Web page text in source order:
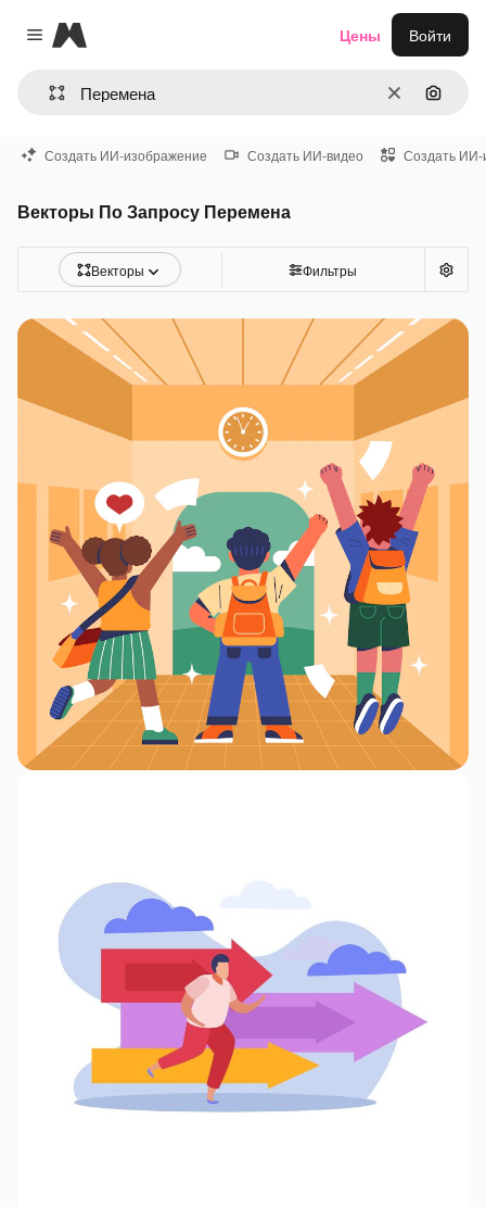
Close menu
Magnific
ОчиститьПоиск
Цены Войти
Создать ИИ-изображение Создать ИИ-видео Создать ИИ-
Векторы По Запросу Перемена
Векторы Фильтры